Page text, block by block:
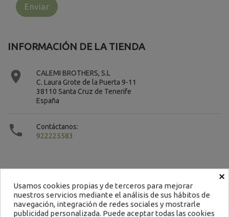
INFORMACIÓN DE LA TIENDA

CALEMI BROTHERS, S.L
C. Laura Grote de la Puerta 9-11
38110 Santa Cruz de Tenerife
España

Contáctanos:
922225583
Contacto
×
Usamos cookies propias y de terceros para mejorar
nuestros servicios mediante el análisis de sus hábitos de
navegación, integración de redes sociales y mostrarle
publicidad personalizada. Puede aceptar todas las cookies